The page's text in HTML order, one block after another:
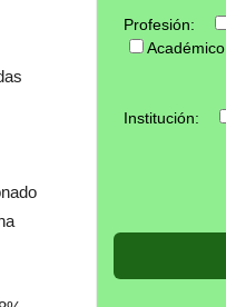
Profesión:
Académico
Institución: